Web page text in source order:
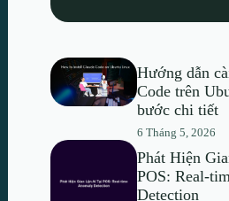
Hướng dẫn
Code trên
bước chi tiết
6 Tháng 5, 2026
Phát Hiện
POS: Real-
Detection